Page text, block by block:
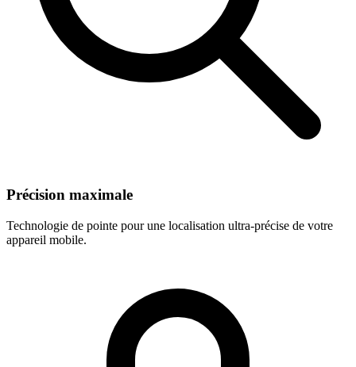
Précision maximale
Technologie de pointe pour une localisation ultra-précise de votre
appareil mobile.